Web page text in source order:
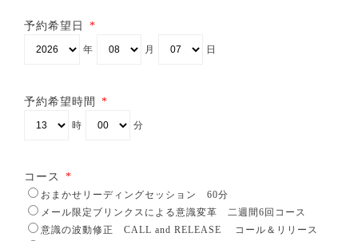
予約希望日 *
年 月 日
予約希望時間 *
時 分
コース *
おまかせリーディングセッション 60分
メール限定ブリンクスによる意識変革 二週間6回コース
意識の波動修正 CALL and RELEASE コール＆リリース